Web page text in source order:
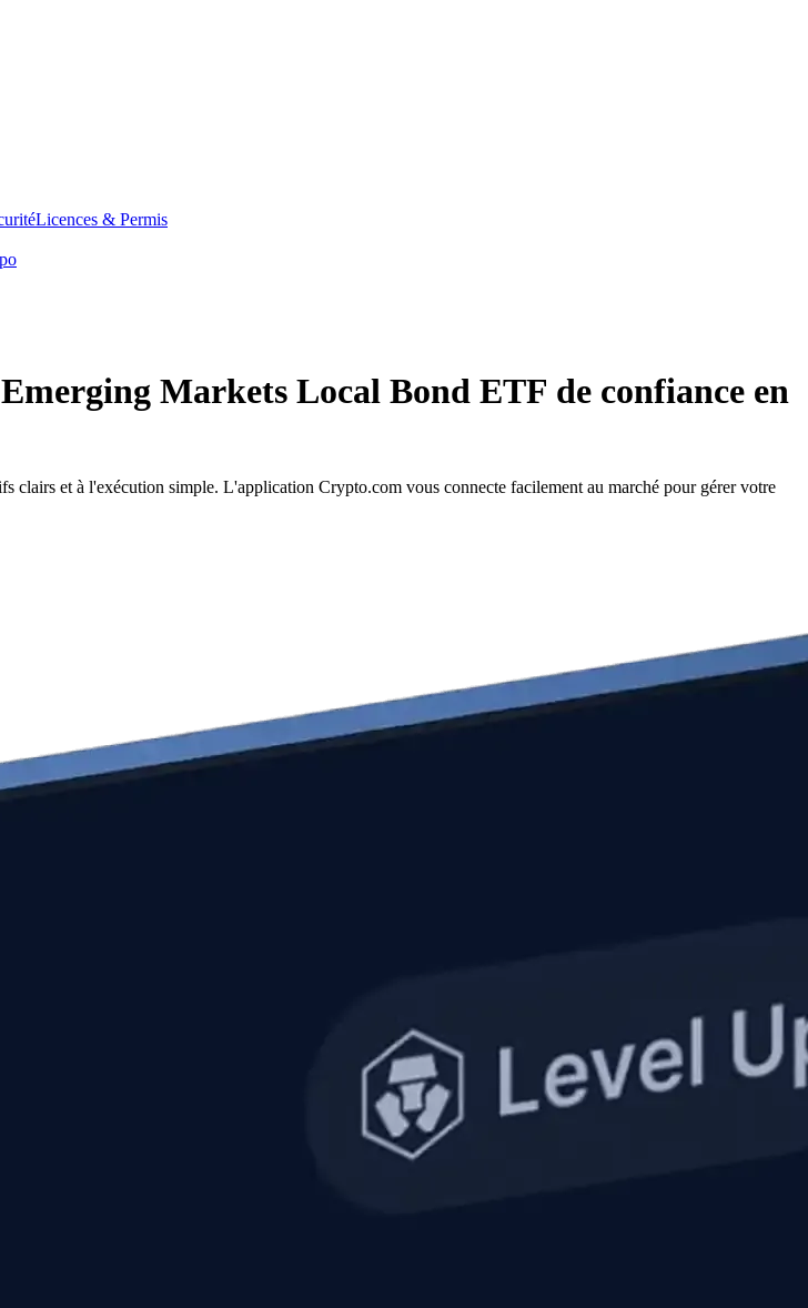
Licences & Permis
Markets Local Bond ETF de confiance en
et à l'exécution simple. L'application Crypto.com vous connecte facilement au marché pour gérer votre